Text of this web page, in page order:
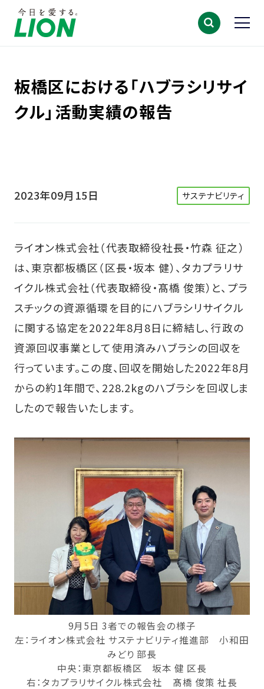
板橋区における「ハブラシリサイ
クル」活動実績の報告
2023年09月15日 サステナビリティ
ライオン株式会社（代表取締役社長・竹森 征之）
は、東京都板橋区（区長・坂本 健）、タカプラリサ
イクル株式会社（代表取締役・髙橋 俊策）と、プラ
スチックの資源循環を目的にハブラシリサイクル
に関する協定を2022年8月8日に締結し、行政の
資源回収事業として使用済みハブラシの回収を
行っています。この度、回収を開始した2022年8月
からの約1年間で、228.2kgのハブラシを回収しま
したので報告いたします。
9月5日 3者での報告会の様子
左：ライオン株式会社 サステナビリティ推進部 小和田
みどり 部長
中央：東京都板橋区 坂本 健 区長
右：タカプラリサイクル株式会社 髙橋 俊策 社長